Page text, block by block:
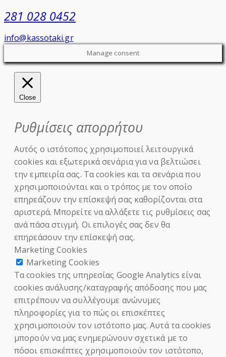
281 028 0452
info@kassotaki.gr
Manage consent
Close
Ρυθμίσεις απορρήτου
Αυτός ο ιστότοπος χρησιμοποιεί λειτουργικά
cookies και εξωτερικά σενάρια για να βελτιώσει
την εμπειρία σας. Τα cookies και τα σενάρια που
χρησιμοποιούνται και ο τρόπος με τον οποίο
επηρεάζουν την επίσκεψή σας καθορίζονται στα
αριστερά. Μπορείτε να αλλάξετε τις ρυθμίσεις σας
ανά πάσα στιγμή. Οι επιλογές σας δεν θα
επηρεάσουν την επίσκεψή σας.
Marketing Cookies
Marketing Cookies
Τα cookies της υπηρεσίας Google Analytics είναι
cookies ανάλυσης/καταγραφής απόδοσης που μας
επιτρέπουν να συλλέγουμε ανώνυμες
πληροφορίες για το πώς οι επισκέπτες
χρησιμοποιούν τον ιστότοπο μας. Αυτά τα cookies
μπορούν να μας ενημερώνουν σχετικά με το
πόσοι επισκέπτες χρησιμοποιούν τον ιστότοπο,